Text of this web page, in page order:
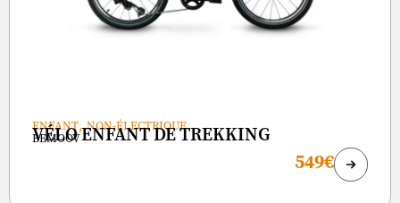
ENFANT, NON-ÉLECTRIQUE
VÉLO ENFANT DE TREKKING
BEMOOV
549€